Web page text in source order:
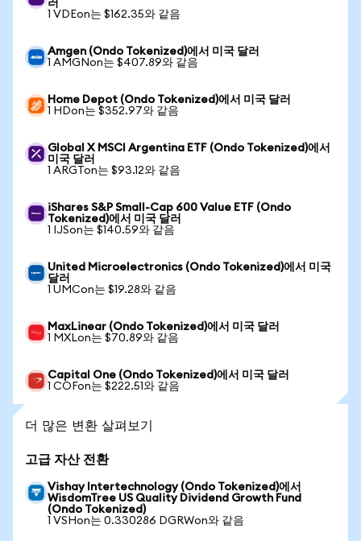
러
1 VDEon는 $162.35와 같음
Amgen (Ondo Tokenized)에서 미국 달러
1 AMGNon는 $407.89와 같음
Home Depot (Ondo Tokenized)에서 미국 달러
1 HDon는 $352.97와 같음
Global X MSCI Argentina ETF (Ondo Tokenized)에서
미국 달러
1 ARGTon는 $93.12와 같음
iShares S&P Small-Cap 600 Value ETF (Ondo
Tokenized)에서 미국 달러
1 IJSon는 $140.59와 같음
United Microelectronics (Ondo Tokenized)에서 미국
달러
1 UMCon는 $19.28와 같음
MaxLinear (Ondo Tokenized)에서 미국 달러
1 MXLon는 $70.89와 같음
Capital One (Ondo Tokenized)에서 미국 달러
1 COFon는 $222.51와 같음
더 많은 변환 살펴보기
고급 자산 전환
Vishay Intertechnology (Ondo Tokenized)에서
WisdomTree US Quality Dividend Growth Fund
(Ondo Tokenized)
1 VSHon는 0.330286 DGRWon와 같음